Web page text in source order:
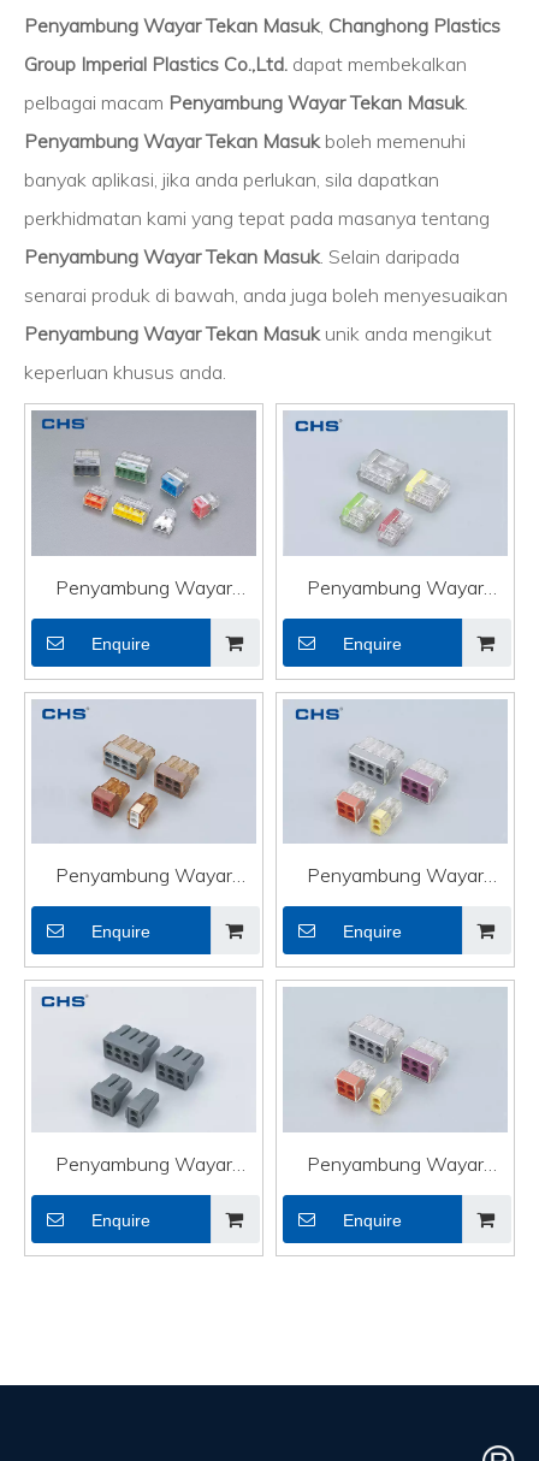
Penyambung Wayar Tekan Masuk, Changhong Plastics
Group Imperial Plastics Co.,Ltd. dapat membekalkan
pelbagai macam Penyambung Wayar Tekan Masuk.
Penyambung Wayar Tekan Masukboleh memenuhi
banyak aplikasi, jika anda perlukan, sila dapatkan
perkhidmatan kami yang tepat pada masanya tentang
Penyambung Wayar Tekan Masuk. Selain daripada
senarai produk di bawah, anda juga boleh menyesuaikan
Penyambung Wayar Tekan Masukunik anda mengikut
keperluan khusus anda.
Penyambung Wayar
Tekan Masuk PC352J
Enquire
Penyambung Wayar
Tekan Masuk PC252
Enquire
Penyambung Wayar
Tekan Masuk PC602
Enquire
Penyambung Wayar
Tekan Masuk PC328
Enquire
Penyambung Wayar
Tekan Masuk PC302
Enquire
Penyambung Wayar
Tekan Masuk
Enquire